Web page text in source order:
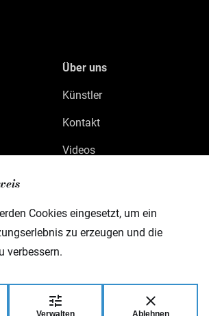
Cookies eingesetzt, um ein
zu erzeugen und die
verbessern.
Verwalten Ablehnen
Über uns
Künstler
Kontakt
Videos